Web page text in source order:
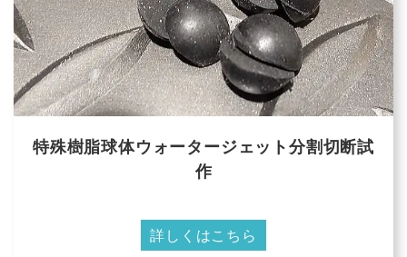
特殊樹脂球体ウォータージェット分割切断試
作
詳しくはこちら